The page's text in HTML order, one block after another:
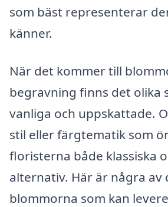
som bäst representerar
känner.
När det kommer till
begravning finns det olika
vanliga och uppskattade.
stil eller färgtematik som
floristerna både klassiska
alternativ. Här är några av
blommorna som kan